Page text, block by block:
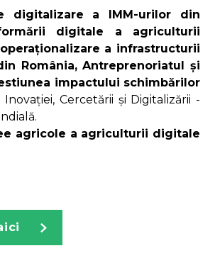
digitalizare a IMM-urilor din
digitale a agriculturii
a infrastructurii
România, Antreprenoriatul și
impactului schimbărilor
Cercetării și Digitalizării -
agricole a agriculturii digitale